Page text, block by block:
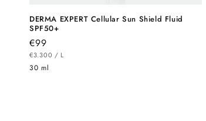
DERMA EXPERT Cellular Sun Shield Fluid
SPF50+
Normaler
Preis
€99
STÜCKPREIS
€3.300 / PRO
L
30 ml